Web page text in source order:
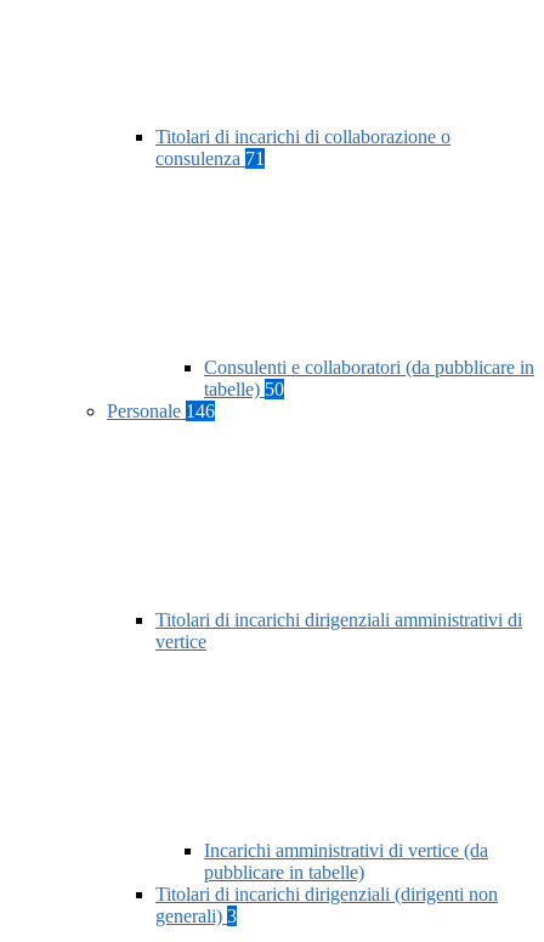
Titolari di incarichi di collaborazione o
consulenza 71
Consulenti e collaboratori (da pubblicare in
tabelle) 50
Personale 146
Titolari di incarichi dirigenziali amministrativi di
vertice
Incarichi amministrativi di vertice (da
pubblicare in tabelle)
Titolari di incarichi dirigenziali (dirigenti non
generali) 3